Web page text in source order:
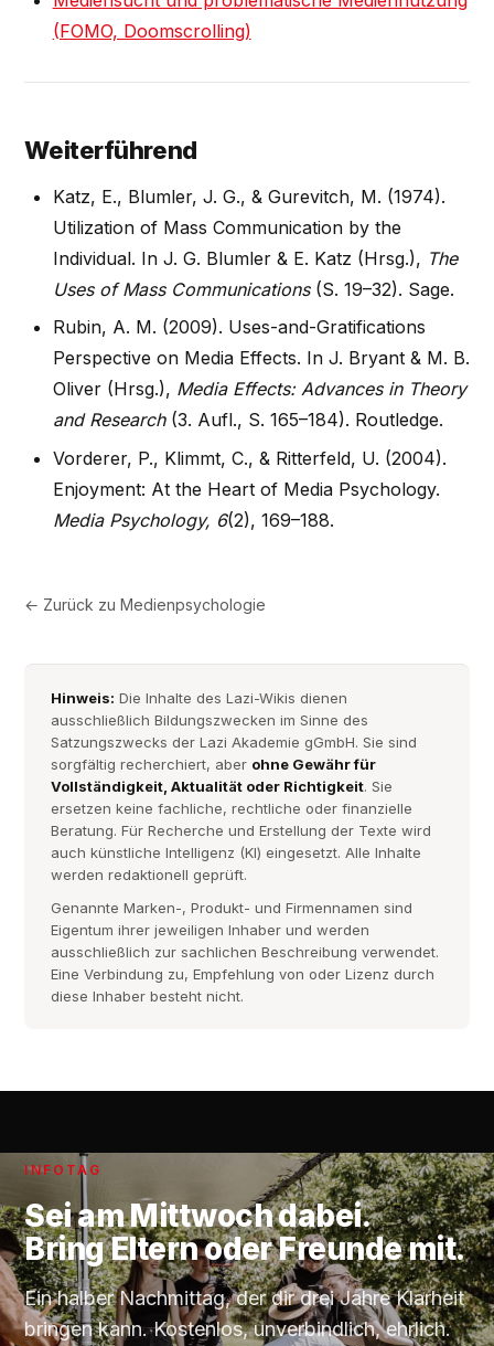
(FOMO, Doomscrolling)
Weiterführend
Katz, E., Blumler, J. G., & Gurevitch, M. (1974).
Utilization of Mass Communication by the
Individual. In J. G. Blumler & E. Katz (Hrsg.), The
Uses of Mass Communications(S. 19–32). Sage.
Rubin, A. M. (2009). Uses-and-Gratifications
Perspective on Media Effects. In J. Bryant & M. B.
Oliver (Hrsg.), Media Effects: Advances in Theory
and Research(3. Aufl., S. 165–184). Routledge.
Vorderer, P., Klimmt, C., & Ritterfeld, U. (2004).
Enjoyment: At the Heart of Media Psychology.
Media Psychology, 6(2), 169–188.
← Zurück zuMedienpsychologie
Hinweis: Die Inhalte des Lazi-Wikis dienen
ausschließlich Bildungszwecken im Sinne des
Satzungszwecks der Lazi Akademie gGmbH. Sie sind
sorgfältig recherchiert, aber ohne Gewähr für
Vollständigkeit, Aktualität oder Richtigkeit. Sie
ersetzen keine fachliche, rechtliche oder finanzielle
Beratung. Für Recherche und Erstellung der Texte wird
auch künstliche Intelligenz (KI) eingesetzt. Alle Inhalte
werden redaktionell geprüft.
Genannte Marken-, Produkt- und Firmennamen sind
Eigentum ihrer jeweiligen Inhaber und werden
ausschließlich zur sachlichen Beschreibung verwendet.
Eine Verbindung zu, Empfehlung von oder Lizenz durch
diese Inhaber besteht nicht.
INFOTAG
Sei amMittwochdabei.
Bring Eltern oder Freunde mit.
Ein halber Nachmittag, der dir drei Jahre Klarheit
bringen kann. Kostenlos, unverbindlich, ehrlich.